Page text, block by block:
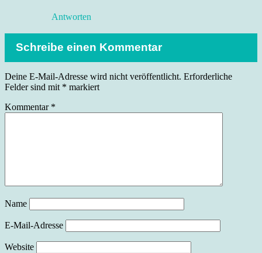
Antworten
Schreibe einen Kommentar
Deine E-Mail-Adresse wird nicht veröffentlicht. Erforderliche
Felder sind mit * markiert
Kommentar *
Name
E-Mail-Adresse
Website